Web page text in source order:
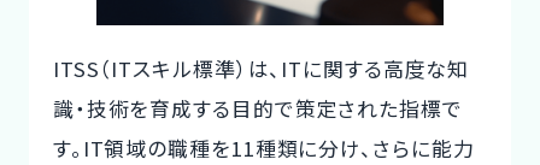
法人の方
o
o
k
ITSS（ITスキル標準）は、ITに関する高度な知
識・技術を育成する目的で策定された指標で
す。IT領域の職種を11種類に分け、さらに能力